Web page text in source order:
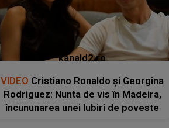
kanald2.ro
VIDEO Cristiano Ronaldo și Georgina
Rodriguez: Nunta de vis în Madeira,
încununarea unei Iubiri de poveste